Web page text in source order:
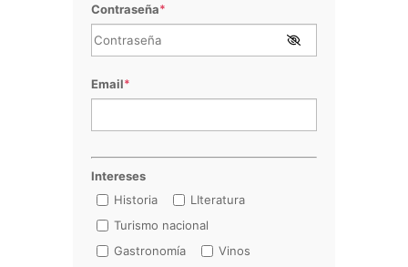
Contraseña*
Email*
Intereses
Historia
LIteratura
Turismo nacional
Gastronomía
Vinos